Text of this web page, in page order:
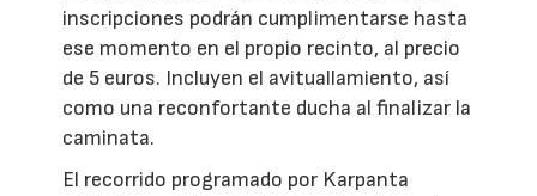
inscripciones podrán cumplimentarse hasta
ese momento en el propio recinto, al precio
de 5 euros. Incluyen el avituallamiento, así
como una reconfortante ducha al finalizar la
caminata.
El recorrido programado por Karpanta